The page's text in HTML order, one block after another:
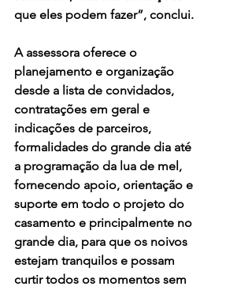
que eles podem fazer”, conclui.
A assessora oferece o
planejamento e organização
desde a lista de convidados,
contratações em geral e
indicações de parceiros,
formalidades do grande dia até
a programação da lua de mel,
fornecendo apoio, orientação e
suporte em todo o projeto do
casamento e principalmente no
grande dia, para que os noivos
estejam tranquilos e possam
curtir todos os momentos sem